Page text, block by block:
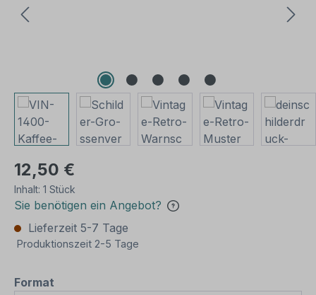
12,50 €
Inhalt: 1 Stück
Sie benötigen ein Angebot?
Lieferzeit 5-7 Tage
Produktionszeit 2-5 Tage
Format